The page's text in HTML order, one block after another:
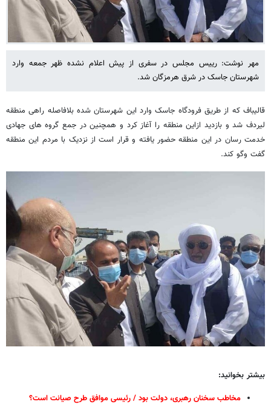
مهر نوشت: رییس مجلس در سفری از پیش اعلام نشده ظهر جمعه وارد
شهرستان جاسک در شرق هرمزگان شد.
قالیباف که از طریق فرودگاه جاسک وارد این شهرستان شده بلافاصله راهی منطقه
لیردف شد و بازدید ازاین منطقه را آغاز کرد و همچنین در جمع گروه های جهادی
خدمت رسان در این منطقه حضور یافته و قرار است از نزدیک با مردم این منطقه
گفت وگو کند.
بیشتر بخوانید:
مخاطب سخنان رهبری، دولت بود / رئیسی موافق طرح صیانت است؟